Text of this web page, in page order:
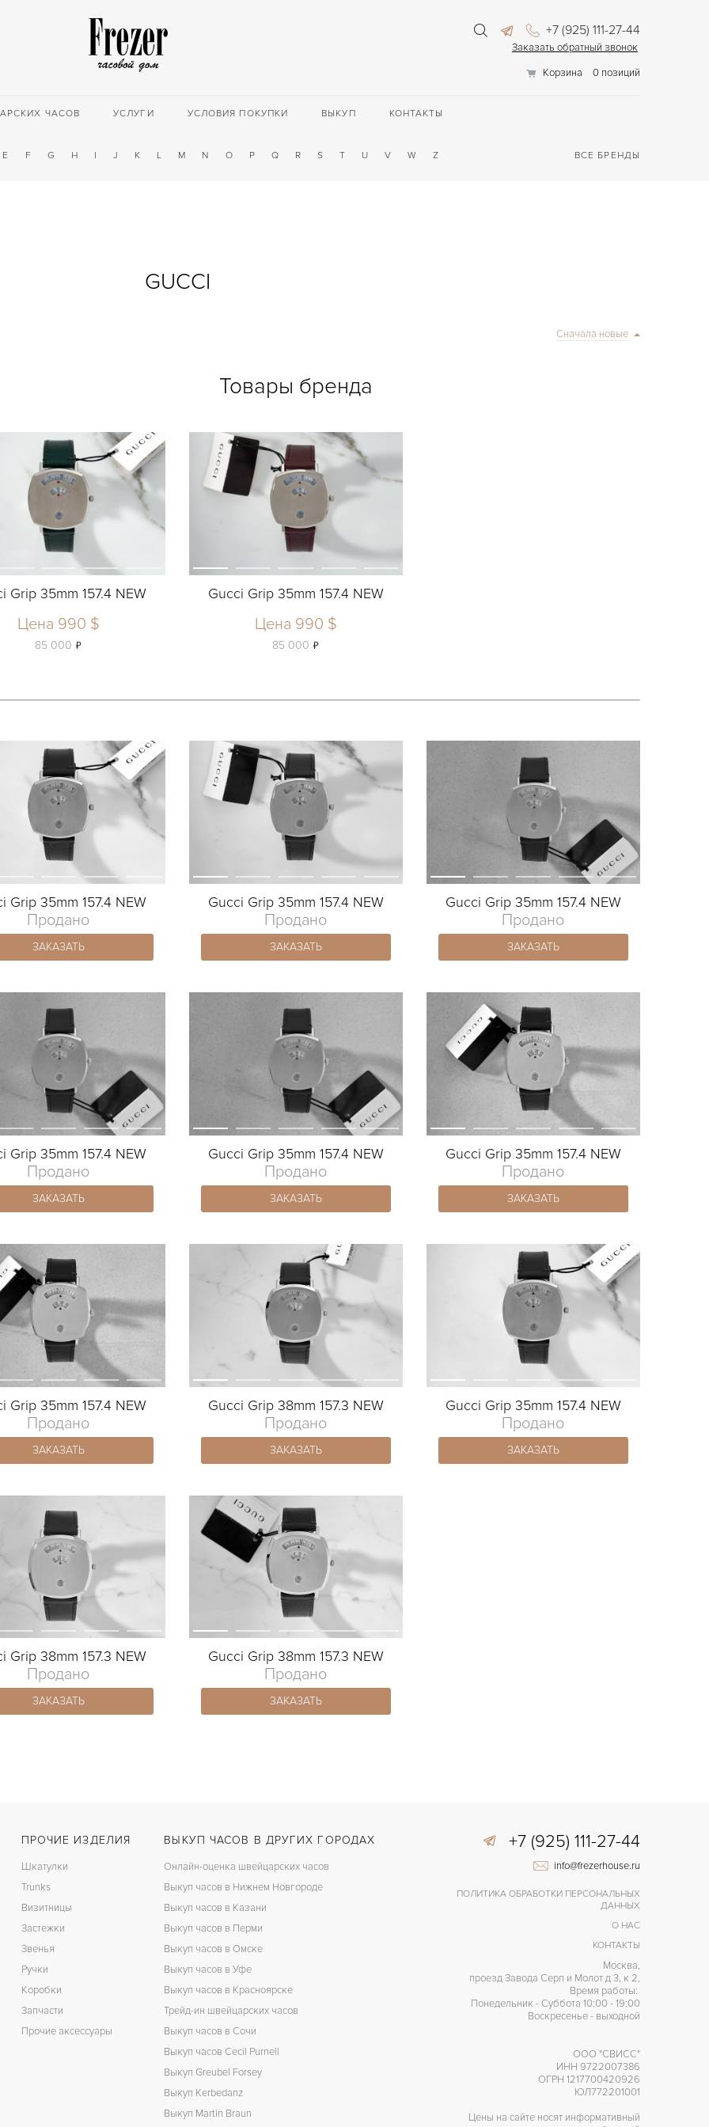
+7 (925) 111-27-44
Заказать обратный звонок
Корзина
0 позиций
ЧАСОВ УСЛУГИ УСЛОВИЯ ПОКУПКИ ВЫКУП КОНТАКТЫ
E F G H I J K L M N O P Q R S T U V W Z ВСЕ БРЕНДЫ
GUCCI
Сначала новые
Товары бренда
Grip 35mm 157.4 NEW
Цена 990 $
85 000 ь
Gucci Grip 35mm 157.4 NEW
Цена 990 $
85 000 ь
Grip 35mm 157.4 NEW
Продано
ЗАКАЗАТЬ
Gucci Grip 35mm 157.4 NEW
Продано
ЗАКАЗАТЬ
Gucci Grip 35mm 157.4 NEW
Продано
ЗАКАЗАТЬ
Grip 35mm 157.4 NEW
Продано
ЗАКАЗАТЬ
Gucci Grip 35mm 157.4 NEW
Продано
ЗАКАЗАТЬ
Gucci Grip 35mm 157.4 NEW
Продано
ЗАКАЗАТЬ
Grip 35mm 157.4 NEW
Продано
ЗАКАЗАТЬ
Gucci Grip 38mm 157.3 NEW
Продано
ЗАКАЗАТЬ
Gucci Grip 35mm 157.4 NEW
Продано
ЗАКАЗАТЬ
Grip 38mm 157.3 NEW
Продано
ЗАКАЗАТЬ
Gucci Grip 38mm 157.3 NEW
Продано
ЗАКАЗАТЬ
ПРОЧИЕ ИЗДЕЛИЯ
Шкатулки
Trunks
Визитницы
Застежки
Звенья
Ручки
Коробки
Запчасти
Прочие аксессуары
ВЫКУП ЧАСОВ В ДРУГИХ ГОРОДАХ
Онлайн-оценка швейцарских часов
Выкуп часов в Нижнем Новгороде
Выкуп часов в Казани
Выкуп часов в Перми
Выкуп часов в Омске
Выкуп часов в Уфе
Выкуп часов в Красноярске
Трейд-ин швейцарских часов
Выкуп часов в Сочи
Выкуп часов Cecil Purnell
Выкуп Greubel Forsey
Выкуп Kerbedanz
Выкуп Martin Braun
+7 (925) 111-27-44
info@frezerhouse.ru
ПОЛИТИКА ОБРАБОТКИ ПЕРСОНАЛЬНЫХ
ДАННЫХ
О НАС
КОНТАКТЫ
Москва,
проезд Завода Серп и Молот д 3, к 2,
Время работы:
Понедельник - Суббота 10:00 - 19:00
Воскресенье - выходной
ООО "СВИСС"
ИНН 9722007386
ОГРН 1217700420926
ЮЛ772201001
Цены на сайте носят информативный